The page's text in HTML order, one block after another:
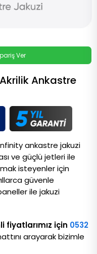
Ver
Ankastre
ankastre jakuzi
ve güçlü jetleri ile
isteyenler için
güvenle
ile jakuzi
fiyatlarımız için 0532
arayarak bizimle